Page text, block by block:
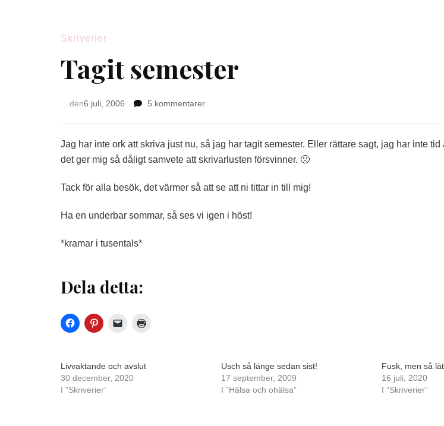
Skriverier
Tagit semester
den6 juli, 2006 5 kommentarertill
Jag har inte ork att skriva just nu, så jag har tagit semester. Eller rättare sagt, jag har inte tid
det ger mig så dåligt samvete att skrivarlusten försvinner. 🙁
Tack för alla besök, det värmer så att se att ni tittar in till mig!
Ha en underbar sommar, så ses vi igen i höst!
*kramar i tusentals*
Dela detta:
Livvaktande och avslut
30 december, 2020
I ”Skriverier”
Usch så länge sedan sist!
17 september, 2009
I ”Hälsa och ohälsa”
Fusk, men så
16 juli, 2020
I ”Skriverier”